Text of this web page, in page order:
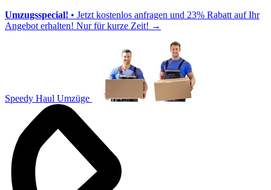
Umzugsspecial! • Jetzt kostenlos anfragen und 23% Rabatt auf Ihr
Angebot erhalten! Nur für kurze Zeit! →
Speedy Haul Umzüge